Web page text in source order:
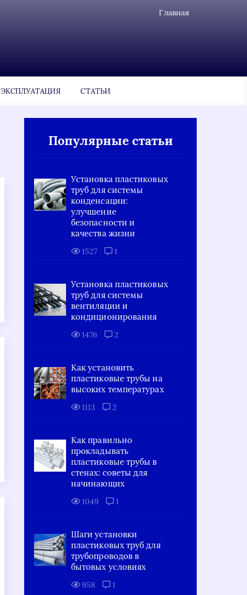
Главная
ЭКСПЛУАТАЦИЯ СТАТЬИ
Популярные статьи
Установка пластиковых
труб для системы
конденсации:
улучшение
безопасности и
качества жизни
1527 1
Установка пластиковых
труб для системы
вентиляции и
кондиционирования
1476 2
Как установить
пластиковые трубы на
высоких температурах
1113 2
Как правильно
прокладывать
пластиковые трубы в
стенах: советы для
начинающих
1049 1
Шаги установки
пластиковых труб для
трубопроводов в
бытовых условиях
958 1